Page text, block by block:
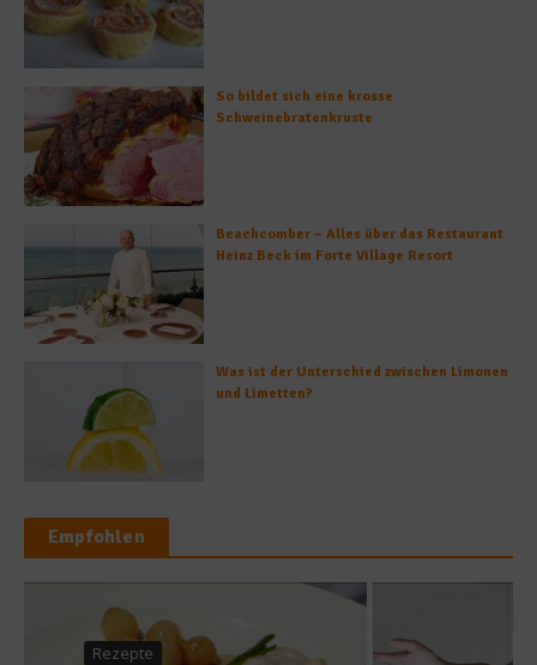
So bildet sich eine krosse
Schweinebratenkruste
Beachcomber – Alles über das Restaurant
Heinz Beck im Forte Village Resort
Was ist der Unterschied zwischen Limonen
und Limetten?
Empfohlen
Ratgeber Abnehmen